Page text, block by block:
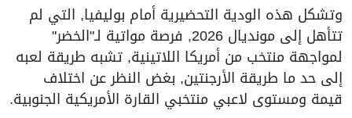
وتشكل هذه الودية التحضيرية أمام بوليفيا, التي لم
تتأهل إلى مونديال 2026, فرصة مواتية لـ"الخضر"
لمواجهة منتخب من أمريكا اللاتينية, تشبه طريقة لعبه
إلى حد ما طريقة الأرجنتين, بغض النظر عن اختلاف
قيمة ومستوى لاعبي منتخبي القارة الأمريكية الجنوبية.